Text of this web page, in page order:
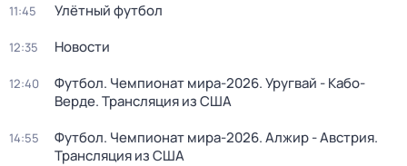
11:45 Улётный футбол
12:35 Новости
12:40
Футбол. Чемпионат мира-2026. Уругвай - Кабо-
Верде. Трансляция из США
14:55
Футбол. Чемпионат мира-2026. Алжир - Австрия.
Трансляция из США